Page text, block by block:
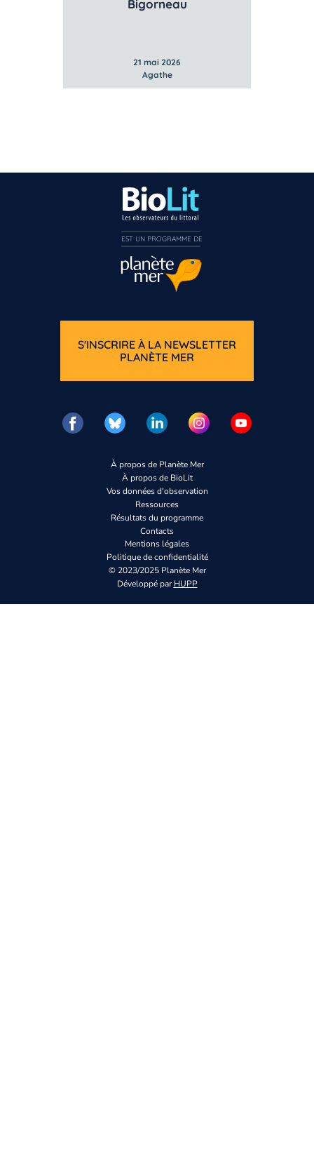
Gibbule ombiliquée
21 mai 2026
Agathe
À propos de Planète Mer
À propos de BioLit
Vos données d'observation
Ressources
Résultats du programme
Contacts
Mentions légales
Politique de confidentialité
© 2023/2025 Planète Mer
Développé parHUPP
S'INSCRIRE À LA NEWSLETTER
PLANÈTE MER